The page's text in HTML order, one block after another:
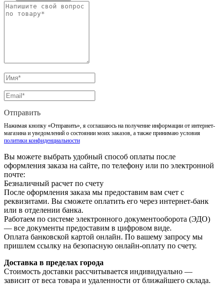
Отправить
Нажимая кнопку «Отправить», я соглашаюсь на получение информации от интернет-
магазина и уведомлений о состоянии моих заказов, а также принимаю условия
политики конфиденциальности
Вы можете выбрать удобный способ оплаты после
оформления заказа на сайте, по телефону или по электронной
почте:
Безналичный расчет по счету
После оформления заказа мы предоставим вам счет с
реквизитами. Вы сможете оплатить его через интернет-банк
или в отделении банка.
Работаем по системе электронного документооборота (ЭДО)
— все документы предоставим в цифровом виде.
Оплата банковской картой онлайн. По вашему запросу мы
пришлем ссылку на безопасную онлайн-оплату по счету.
Доставка в пределах города
Стоимость доставки рассчитывается индивидуально —
зависит от веса товара и удаленности от ближайшего склада.